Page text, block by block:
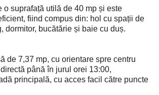
o suprafață utilă de 40 mp și este
fiind compus din: hol cu spații de
dormitor, bucătărie și baie cu duș.
de 7,37 mp, cu orientare spre centru
până în jurul orei 13:00,
principală, cu acces facil către puncte